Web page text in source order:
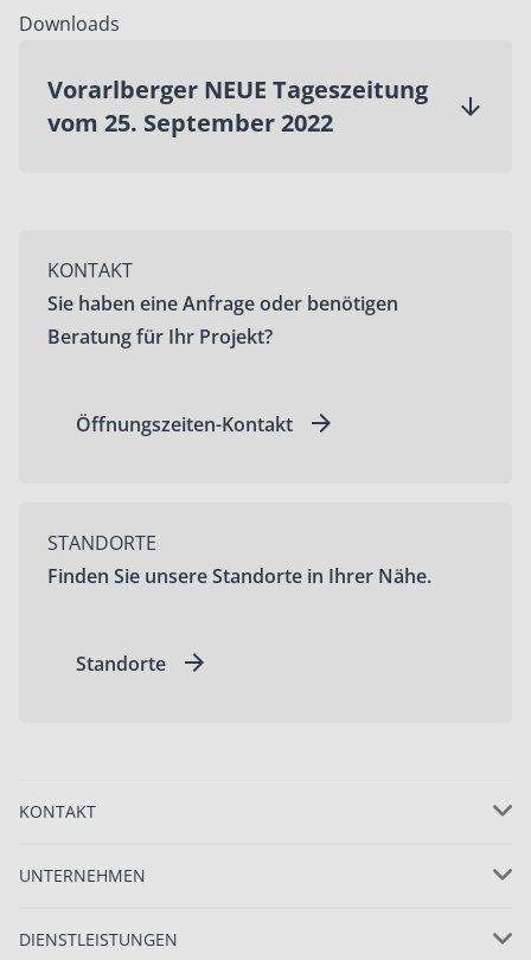
Downloads
Vorarlberger NEUE Tageszeitung
vom 25. September 2022
KONTAKT
Sie haben eine Anfrage oder benötigen
Beratung für Ihr Projekt?
Öffnungszeiten-Kontakt
STANDORTE
Finden Sie unsere Standorte in Ihrer Nähe.
Standorte
KONTAKT
UNTERNEHMEN
DIENSTLEISTUNGEN